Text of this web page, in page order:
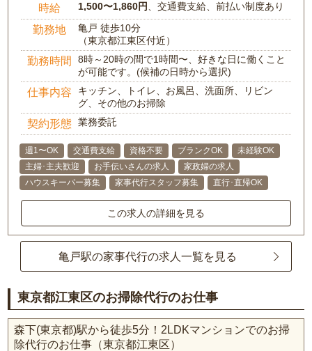
時給 1,500〜1,860円、交通費支給、前払い制度あり
勤務地
亀戸 徒歩10分
（東京都江東区付近）
勤務時間
8時～20時の間で1時間〜、好きな日に働くこと
が可能です。(候補の日時から選択)
仕事内容
キッチン、トイレ、お風呂、洗面所、リビン
グ、その他のお掃除
契約形態 業務委託
週1〜OK 交通費支給 資格不要 ブランクOK
未経験OK
主婦･主夫歓迎
お手伝いさんの求人
家政婦の求人
ハウスキーパー募集
家事代行スタッフ募集 直行･直帰OK
この求人の詳細を見る
亀戸駅の家事代行の求人一覧を見る
東京都江東区のお掃除代行のお仕事
森下(東京都)駅から徒歩5分！2LDKマンションでのお掃
除代行のお仕事（東京都江東区）